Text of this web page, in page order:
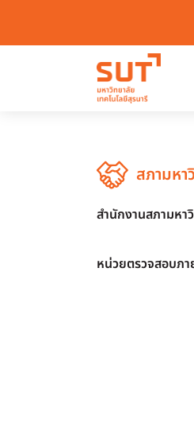
สภามหา
สำนักงานสภามหา
หน่วยตรวจสอบภา